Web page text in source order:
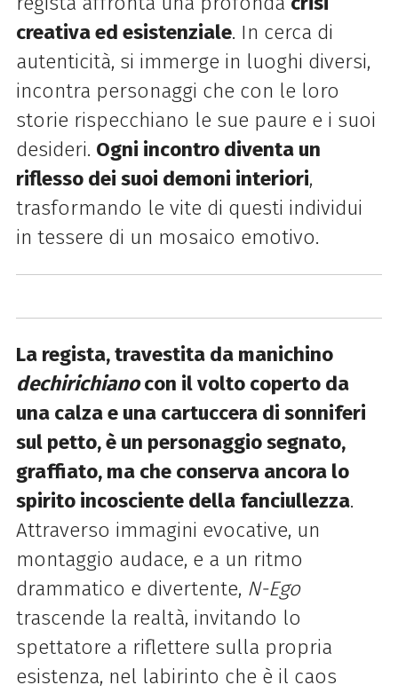
creativa ed esistenziale. In cerca di
autenticità, si immerge in luoghi diversi,
incontra personaggi che con le loro
storie rispecchiano le sue paure e i suoi
desideri. Ogni incontro diventa un
riflesso dei suoi demoni interiori,
trasformando le vite di questi individui
in tessere di un mosaico emotivo.
La regista, travestita da manichino
dechirichianocon il volto coperto da
una calza e una cartuccera di sonniferi
sul petto, è un personaggio segnato,
graffiato, ma che conserva ancora lo
spirito incosciente della fanciullezza.
Attraverso immagini evocative, un
montaggio audace, e a un ritmo
drammatico e divertente, N-Ego
trascende la realtà, invitando lo
spettatore a riflettere sulla propria
esistenza, nel labirinto che è il caos